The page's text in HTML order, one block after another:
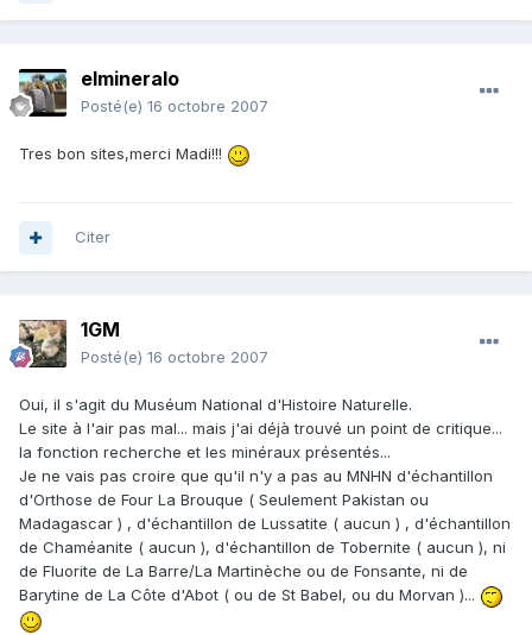
elmineralo
Posté(e) 16 octobre 2007
Tres bon sites,merci Madi!!!
Citer
1GM
Posté(e) 16 octobre 2007
Oui, il s'agit du Muséum National d'Histoire Naturelle.
Le site à l'air pas mal... mais j'ai déjà trouvé un point de critique...
la fonction recherche et les minéraux présentés...
Je ne vais pas croire que qu'il n'y a pas au MNHN d'échantillon
d'Orthose de Four La Brouque ( Seulement Pakistan ou
Madagascar ) , d'échantillon de Lussatite ( aucun ) , d'échantillon
de Chaméanite ( aucun ), d'échantillon de Tobernite ( aucun ), ni
de Fluorite de La Barre/La Martinèche ou de Fonsante, ni de
Barytine de La Côte d'Abot ( ou de St Babel, ou du Morvan )...